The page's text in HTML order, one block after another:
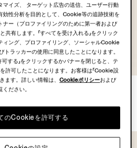
サ
¥88,000 (税込)
マイズ、 ターゲット広告の送信、ユーザー行動
効性分析を目的として、Cookie等の追跡技術を
ナー（プロファイリングのために第一者および
有します。「すべてを受け入れる」をクリック
ィング、プロファイリング、ソーシャルCookie
ラッカーの使用に同意したことになります。
する」をクリックするかバナーを閉じると、テ
許可したことになります。お客様は「Cookie設
ます。詳しい情報は、Cookieポリシーおよび
ください。
のCookieを許可する